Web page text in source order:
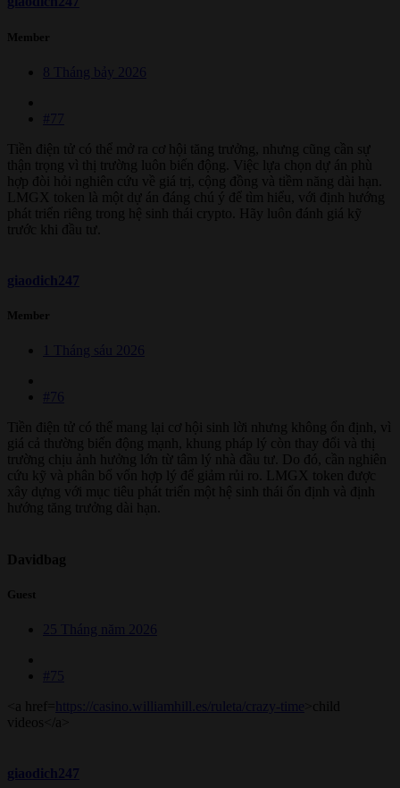
Member
8 Tháng bảy 2026
#77
Tiền điện tử có thể mở ra cơ hội tăng trưởng, nhưng cũng cần sự
thận trọng vì thị trường luôn biến động. Việc lựa chọn dự án phù
hợp đòi hỏi nghiên cứu về giá trị, cộng đồng và tiềm năng dài hạn.
LMGX token là một dự án đáng chú ý để tìm hiểu, với định hướng
phát triển riêng trong hệ sinh thái crypto. Hãy luôn đánh giá kỹ
trước khi đầu tư.
giaodich247
Member
1 Tháng sáu 2026
#76
Tiền điện tử có thể mang lại cơ hội sinh lời nhưng không ổn định, vì
giá cả thường biến động mạnh, khung pháp lý còn thay đổi và thị
trường chịu ảnh hưởng lớn từ tâm lý nhà đầu tư. Do đó, cần nghiên
cứu kỹ và phân bổ vốn hợp lý để giảm rủi ro. LMGX token được
xây dựng với mục tiêu phát triển một hệ sinh thái ổn định và định
hướng tăng trưởng dài hạn.
Davidbag
Guest
25 Tháng năm 2026
#75
<a href=
https://casino.williamhill.es/ruleta/crazy-time >child
videos</a>
giaodich247